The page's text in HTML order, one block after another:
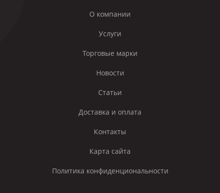
О компании
Услуги
Торговые марки
Новости
Статьи
Доставка и оплата
Контакты
Карта сайта
Политика конфиденциональности